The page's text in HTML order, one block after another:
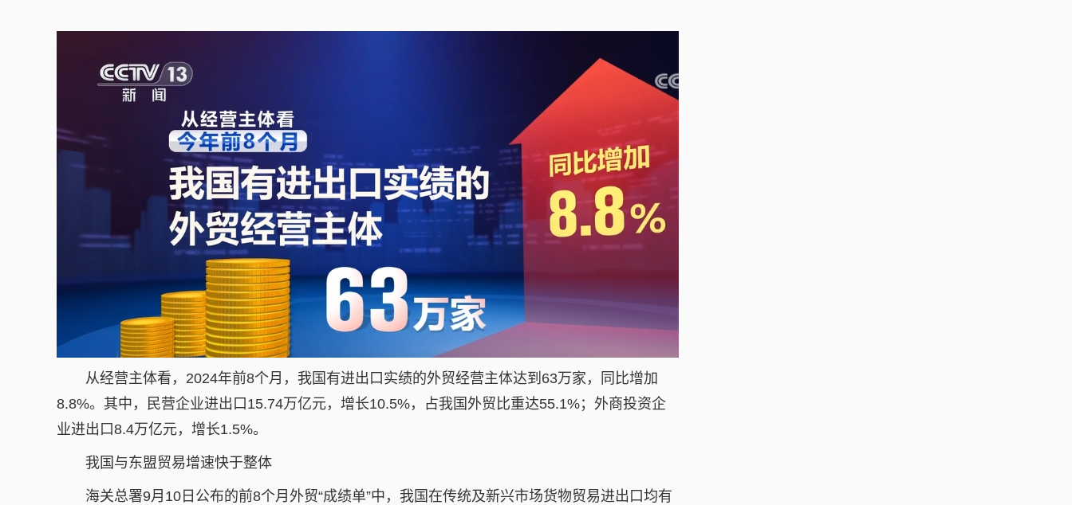
从经营主体看，2024年前8个月，我国有进出口实绩的外贸经营主体达到63万家，同比增加
8.8%。其中，民营企业进出口15.74万亿元，增长10.5%，占我国外贸比重达55.1%；外商投资企
业进出口8.4万亿元，增长1.5%。
我国与东盟贸易增速快于整体
海关总署9月10日公布的前8个月外贸“成绩单”中，我国在传统及新兴市场货物贸易进出口均有